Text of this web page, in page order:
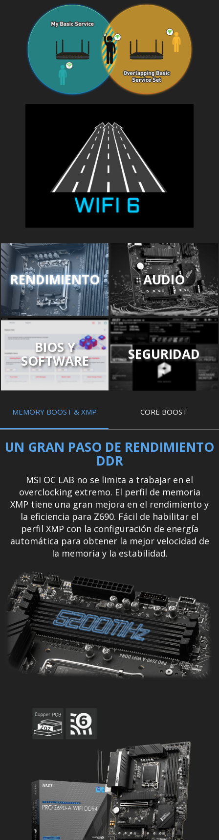
RENDIMIENTO AUDIO
BIOS Y
SOFTWARE SEGURIDAD
MEMORY BOOST & XMP CORE BOOST
UN GRAN PASO DE RENDIMIENTO
DDR
MSI OC LAB no se limita a trabajar en el
overclocking extremo. El perfil de memoria
XMP tiene una gran mejora en el rendimiento y
la eficiencia para Z690. Fácil de habilitar el
perfil XMP con la configuración de energía
automática para obtener la mejor velocidad de
la memoria y la estabilidad.